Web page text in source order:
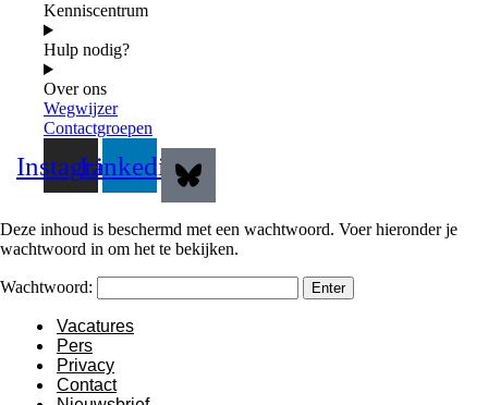
Kenniscentrum
Hulp nodig?
Over ons
Wegwijzer
Contactgroepen
InstagramLinkedin
Deze inhoud is beschermd met een wachtwoord. Voer hieronder je
wachtwoord in om het te bekijken.
Wachtwoord:
Vacatures
Pers
Privacy
Contact